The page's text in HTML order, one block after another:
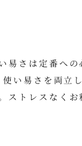
さは定番への
い易さを両立
ストレスなくお